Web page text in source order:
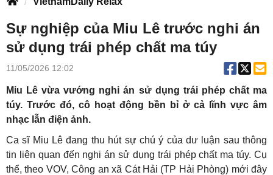
Sự nghiệp của Miu Lê trước nghi án
sử dụng trái phép chất ma túy
11/05/2026 12:02
Miu Lê vừa vướng nghi án sử dụng trái phép chất ma
túy. Trước đó, cô hoạt động bền bỉ ở cả lĩnh vực âm
nhạc lẫn điện ảnh.
Ca sĩ Miu Lê đang thu hút sự chú ý của dư luận sau thông
tin liên quan đến nghi án sử dụng trái phép chất ma túy. Cụ
thể, theo VOV, Công an xã Cát Hải (TP Hải Phòng) mới đây